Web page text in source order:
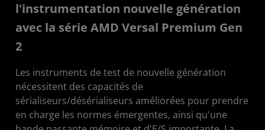
l'instrumentation nouvelle génération
avec la série AMD Versal Premium Gen
2
Les instruments de test de nouvelle génération
nécessitent des capacités de
sérialiseurs/désérialiseurs améliorées pour prendre
en charge les normes émergentes, ainsi qu'une